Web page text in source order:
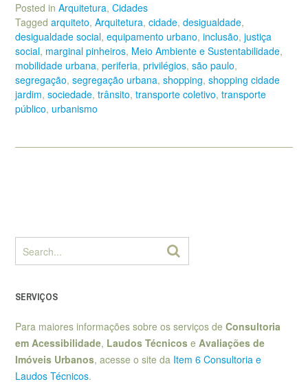
Posted in Arquitetura, Cidades
Tagged arquiteto, Arquitetura, cidade, desigualdade,
desigualdade social, equipamento urbano, inclusão, justiça
social, marginal pinheiros, Meio Ambiente e Sustentabilidade,
mobilidade urbana, periferia, privilégios, são paulo,
segregação, segregação urbana, shopping, shopping cidade
jardim, sociedade, trânsito, transporte coletivo, transporte
público, urbanismo
SERVIÇOS
Para maiores informações sobre os serviços de Consultoria
em Acessibilidade, Laudos Técnicos e Avaliações de
Imóveis Urbanos, acesse o site da Item 6 Consultoria e
Laudos Técnicos.